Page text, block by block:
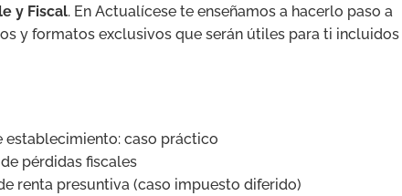
y Fiscal. En Actualícese te enseñamos a hacerlo paso a
y formatos exclusivos que serán útiles para ti incluidos
caso práctico
pérdidas fiscales
renta presuntiva (caso impuesto diferido)